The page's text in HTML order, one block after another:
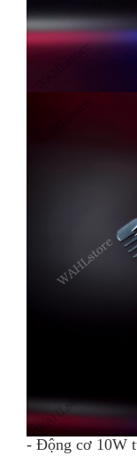
- Động cơ 10W